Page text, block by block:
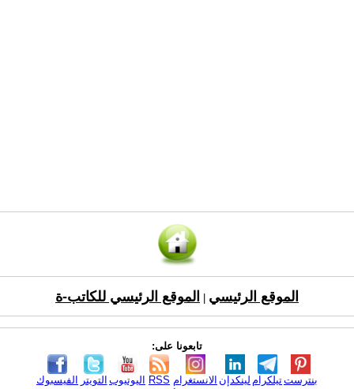
الموقع الرئيسي الموقع الرئيسي للكاتب-ة
تابعونا على:
الفيسبوك التويتر اليوتيوب RSS الانستغرام لينكدإن تيلكرامبنترست